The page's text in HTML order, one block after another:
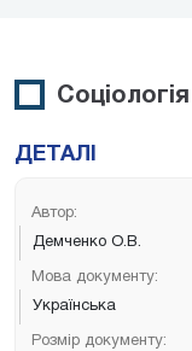
Соціологія
ДЕТАЛІ
Автор:
Демченко О.В.
Мова документу:
Українська
Розмір документу: